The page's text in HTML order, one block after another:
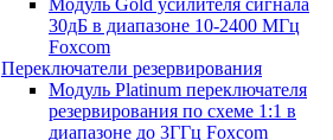
Модуль Gold усилителя сигнала
30дБ в диапазоне 10-2400 МГц
Foxcom
Переключатели резервирования
Модуль Platinum переключателя
резервирования по схеме 1:1 в
диапазоне до 3ГГц Foxcom